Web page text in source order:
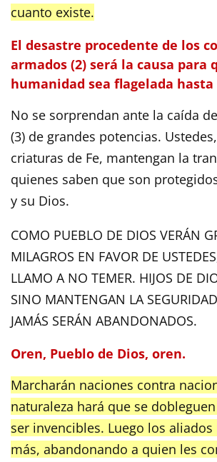
cuanto existe.
El desastre procedente de los
armados (2) será la causa para
humanidad sea flagelada
No se sorprendan ante la caída
(3) de grandes potencias.
criaturas de Fe, mantengan la
quienes saben que son
y su Dios.
COMO PUEBLO DE DIOS VERÁN
MILAGROS EN FAVOR DE
LLAMO A NO TEMER. HIJOS DE
SINO MANTENGAN LA
JAMÁS SERÁN ABANDONADOS.
Oren, Pueblo de Dios, oren.
Marcharán naciones contra
naturaleza hará que se
ser invencibles. Luego los
más, abandonando a quien les